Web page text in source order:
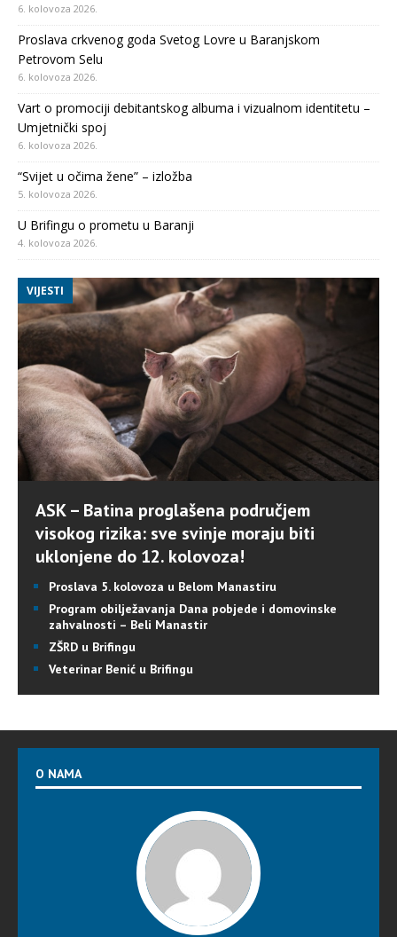
6. kolovoza 2026.
Proslava crkvenog goda Svetog Lovre u Baranjskom
Petrovom Selu
6. kolovoza 2026.
Vart o promociji debitantskog albuma i vizualnom identitetu –
Umjetnički spoj
6. kolovoza 2026.
“Svijet u očima žene” – izložba
5. kolovoza 2026.
U Brifingu o prometu u Baranji
4. kolovoza 2026.
VIJESTI
ASK – Batina proglašena područjem
visokog rizika: sve svinje moraju biti
uklonjene do 12. kolovoza!
Proslava 5. kolovoza u Belom Manastiru
Program obilježavanja Dana pobjede i domovinske
zahvalnosti – Beli Manastir
ZŠRD u Brifingu
Veterinar Benić u Brifingu
O NAMA